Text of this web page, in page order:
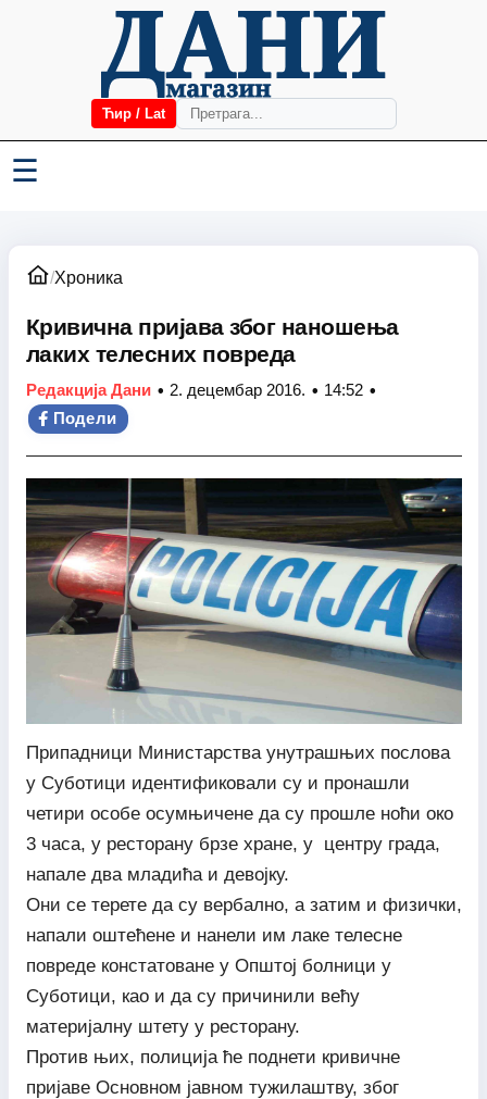
Ћир / Lat
☰
/Хроника
Кривична пријава због наношења
лаких телесних повреда
Редакција Дани • 2. децембар 2016. • 14:52 •
Подели
Припадници Министарства унутрашњих послова
у Суботици идентификовали су и пронашли
четири особе осумњичене да су прошле ноћи око
3 часа, у ресторану брзе хране, у центру града,
напале два младића и девојку.
Они се терете да су вербално, а затим и физички,
напали оштећене и нанели им лаке телесне
повреде констатоване у Општој болници у
Суботици, као и да су причинили већу
материјалну штету у ресторану.
Против њих, полиција ће поднети кривичне
пријаве Основном јавном тужилаштву, због